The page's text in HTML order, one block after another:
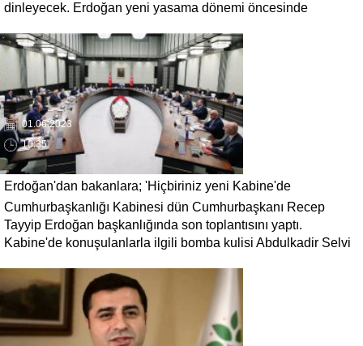
dinleyecek. Erdoğan yeni yasama dönemi öncesinde
01.06.2023
10:35
Erdoğan'dan bakanlara; 'Hiçbiriniz yeni Kabine'de
olmayacaksınız'
Cumhurbaşkanlığı Kabinesi dün Cumhurbaşkanı Recep
Tayyip Erdoğan başkanlığında son toplantısını yaptı.
Kabine'de konuşulanlarla ilgili bomba kulisi Abdulkadir Selvi
Mevcut bakanların hiçbiri yeni Kabine'de yer almayacak.